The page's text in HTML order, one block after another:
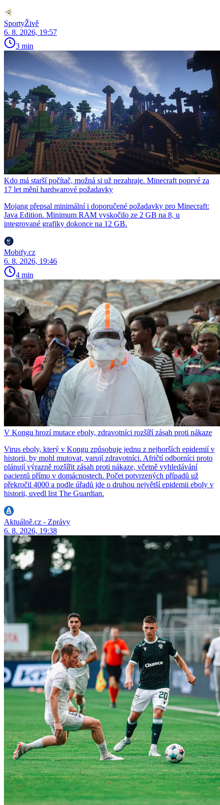
SportyŽivě
6. 8. 2026, 19:57
3 min
Kdo má starší počítač, možná si už nezahraje. Minecraft poprvé za
17 let mění hardwarové požadavky
Mojang přepsal minimální i doporučené požadavky pro Minecraft:
Java Edition. Minimum RAM vyskočilo ze 2 GB na 8, u
integrované grafiky dokonce na 12 GB.
Mobify.cz
6. 8. 2026, 19:46
4 min
V Kongu hrozí mutace eboly, zdravotníci rozšíří zásah proti nákaze
Virus eboly, který v Kongu způsobuje jednu z nejhorších epidemií v
historii, by mohl mutovat, varují zdravotníci. Afričtí odborníci proto
plánují výrazně rozšířit zásah proti nákaze, včetně vyhledávání
pacientů přímo v domácnostech. Počet potvrzených případů už
překročil 4000 a podle úřadů jde o druhou největší epidemii eboly v
historii, uvedl list The Guardian.
Aktuálně.cz - Zprávy
6. 8. 2026, 19:38